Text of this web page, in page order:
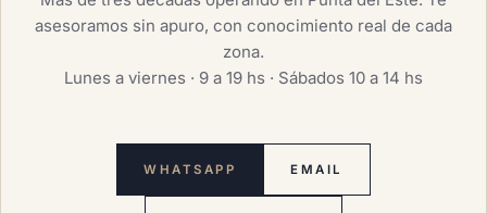
asesoramos sin apuro, con conocimiento real de cada
zona.
Lunes a viernes · 9 a 19 hs · Sábados 10 a 14 hs
WHATSAPP EMAIL